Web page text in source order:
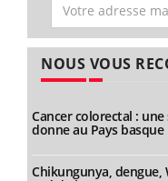
NOUS VOUS
Cancer colorectal :
donne au Pays basque
Chikungunya, dengue,